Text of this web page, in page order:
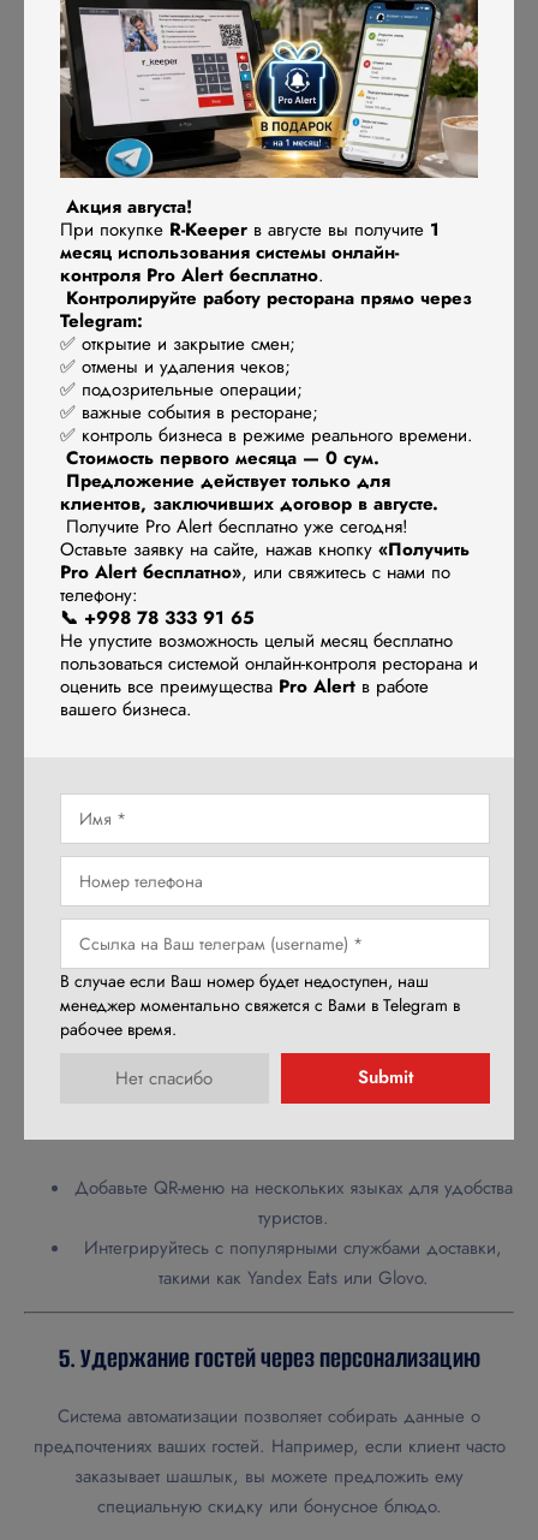
потерь
В «низкий» сезон расходы на складские запасы могут
съесть значительную часть бюджета. Система автоматизации
помогает не только вести учет, но и прогнозировать
потребности. Например, если зимой продажи холодных
напитков падают, вы сможете избежать закупки излишков.
Советы:
Используйте автоматическое списание продуктов с
учетом сроков годности.
Подключите систему управления запасами, чтобы
своевременно получать уведомления о необходимости
пополнения.
4. Привлечение туристов и доставка
В Узбекистане с каждым годом растет число туристов,
особенно в городах с богатой культурой, как Самарканд или
Бухара. Автоматизация может стать вашим козырем:
внедрение киосков самообслуживания с поддержкой
нескольких языков или интеграция с сервисами доставки
привлечет новую аудиторию.
Добавьте QR-меню на нескольких языках для удобства
туристов.
Интегрируйтесь с популярными службами доставки,
такими как Yandex Eats или Glovo.
5. Удержание гостей через персонализацию
Система автоматизации позволяет собирать данные о
предпочтениях ваших гостей. Например, если клиент часто
заказывает шашлык, вы можете предложить ему
специальную скидку или бонусное блюдо.
Акция августа!
При покупке R-Keeper в августе вы получите 1
месяц использования системы онлайн-
контроля Pro Alert бесплатно.
Контролируйте работу ресторана прямо через
Telegram:
✅ открытие и закрытие смен;
✅ отмены и удаления чеков;
✅ подозрительные операции;
✅ важные события в ресторане;
✅ контроль бизнеса в режиме реального времени.
Стоимость первого месяца — 0 сум.
Предложение действует только для
клиентов, заключивших договор в августе.
Получите Pro Alert бесплатно уже сегодня!
Оставьте заявку на сайте, нажав кнопку «Получить
Pro Alert бесплатно», или свяжитесь с нами по
телефону:
📞 +998 78 333 91 65
Не упустите возможность целый месяц бесплатно
пользоваться системой онлайн-контроля ресторана и
оценить все преимущества Pro Alert в работе
вашего бизнеса.
В случае если Ваш номер будет недоступен, наш
менеджер моментально свяжется с Вами в Telegram в
рабочее время.
Нет спасибо Submit